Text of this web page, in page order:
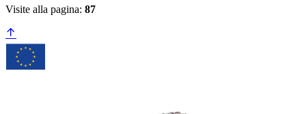
Visite alla pagina: 87